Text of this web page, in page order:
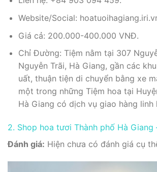
Website/Social:
Giá cả: 200.000-400.000 VNĐ.
Chỉ Đường: Tiệm nằm tại 307
Nguyễn Trãi, Hà Giang, gần các
uất, thuận tiện di chuyển bằng xe
một trong những Tiệm hoa tại
Hà Giang có dịch vụ giao hàng linh
2. Shop hoa tươi Thành phố Hà Giang
Đánh giá: Hiện chưa có đánh giá cụ